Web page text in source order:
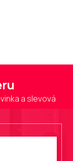
a slevová